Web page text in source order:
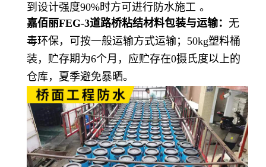
到设计强度90%时方可进行防水施工 。
嘉佰丽FEG-3道路桥粘结材料包装与运输： 无
毒环保，可按一般运输方式运输；50kg塑料桶
装，贮存期为6个月，应贮存在0摄氏度以上的
仓库，夏季避免暴晒。